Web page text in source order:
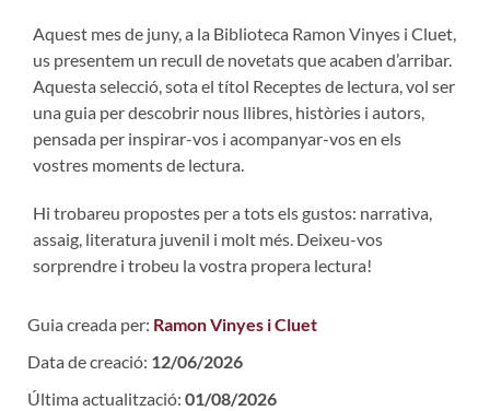
Aquest mes de juny, a la Biblioteca Ramon Vinyes i Cluet,
us presentem un recull de novetats que acaben d’arribar.
Aquesta selecció, sota el títol Receptes de lectura, vol ser
una guia per descobrir nous llibres, històries i autors,
pensada per inspirar-vos i acompanyar-vos en els
vostres moments de lectura.
Hi trobareu propostes per a tots els gustos: narrativa,
assaig, literatura juvenil i molt més. Deixeu-vos
sorprendre i trobeu la vostra propera lectura!
Guia creada per: Ramon Vinyes i Cluet
Data de creació: 12/06/2026
Última actualització: 01/08/2026